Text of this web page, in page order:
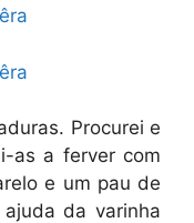
Procurei e
as a ferver com
e um pau de
da varinha